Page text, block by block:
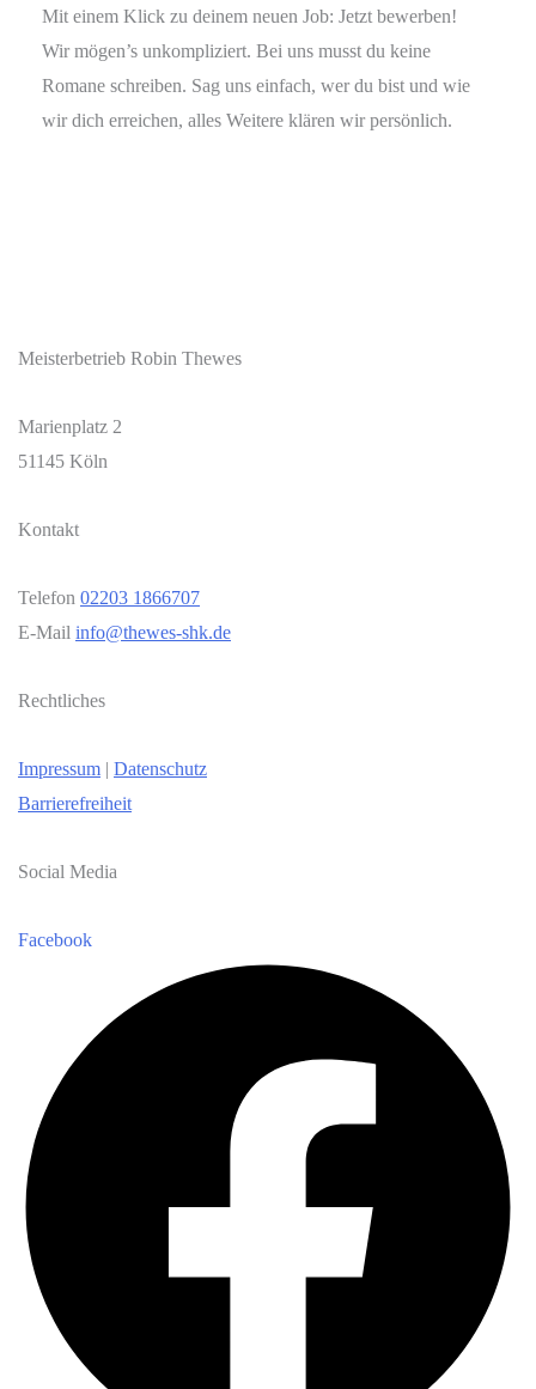
Mit einem Klick zu deinem neuen Job: Jetzt bewerben!
Wir mögen’s unkompliziert. Bei uns musst du keine
Romane schreiben. Sag uns einfach, wer du bist und wie
wir dich erreichen, alles Weitere klären wir persönlich.
Meisterbetrieb Robin Thewes
Marienplatz 2
51145 Köln
Kontakt
Telefon 02203 1866707
E-Mail info@thewes-shk.de
Rechtliches
Impressum | Datenschutz
Barrierefreiheit
Social Media
Facebook